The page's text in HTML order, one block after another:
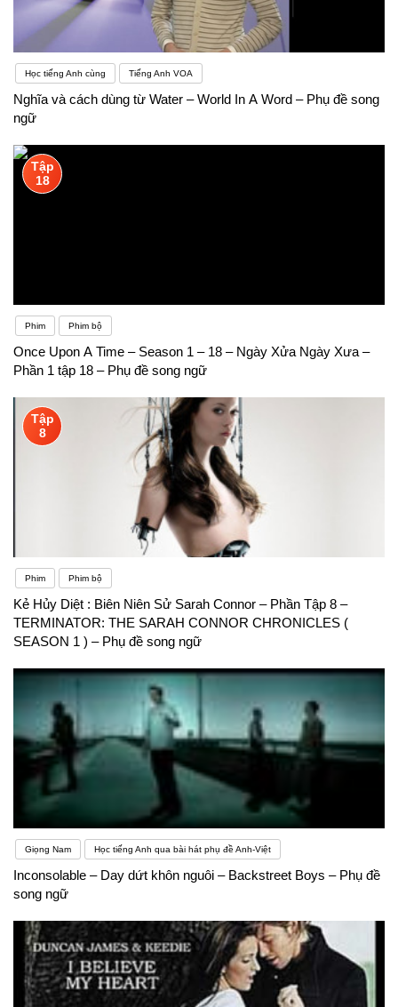
Học tiếng Anh cùng Tiếng Anh VOA
Nghĩa và cách dùng từ Water – World In A Word – Phụ đề song
ngữ
Tập
18
Phim Phim bộ
Once Upon A Time – Season 1 – 18 – Ngày Xửa Ngày Xưa –
Phần 1 tập 18 – Phụ đề song ngữ
Tập
8
Phim Phim bộ
Kẻ Hủy Diệt : Biên Niên Sử Sarah Connor – Phần Tập 8 –
TERMINATOR: THE SARAH CONNOR CHRONICLES (
SEASON 1 ) – Phụ đề song ngữ
Giọng Nam Học tiếng Anh qua bài hát phụ đề Anh-Việt
Inconsolable – Day dứt khôn nguôi – Backstreet Boys – Phụ đề
song ngữ